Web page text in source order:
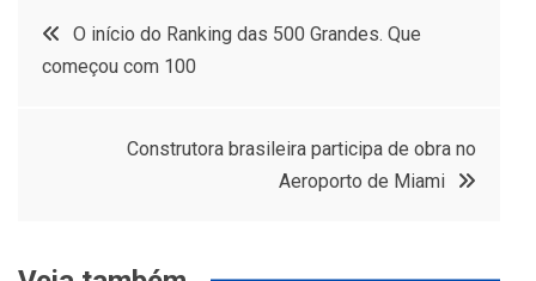
Navegação
O início do Ranking das 500 Grandes. Que
começou com 100
Construtora brasileira participa de obra no
Aeroporto de Miami